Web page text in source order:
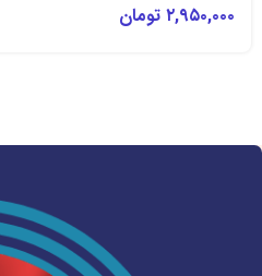
۲,۹۵۰,۰۰۰ تومان